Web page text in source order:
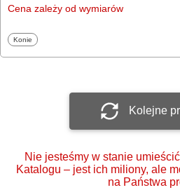
Cena zależy od wymiarów
Fototapety
Konie
Kolejne
Nie jesteśmy w stanie
Katalogu – jest ich miliony, ale
na Państwa